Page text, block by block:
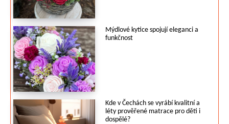
Mýdlové kytice spojují eleganci a
funkčnost
Kde v Čechách se vyrábí kvalitní a
léty prověřené matrace pro děti i
dospělé?